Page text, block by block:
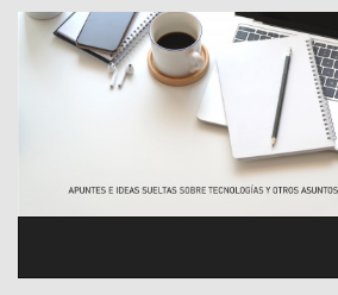
Saltar
contenido